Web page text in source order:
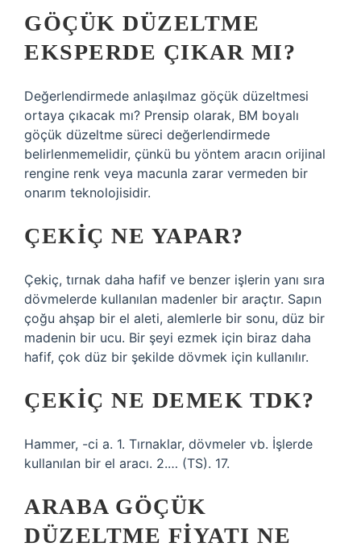
GÖÇÜK DÜZELTME
EKSPERDE ÇIKAR MI?
Değerlendirmede anlaşılmaz göçük düzeltmesi
ortaya çıkacak mı? Prensip olarak, BM boyalı
göçük düzeltme süreci değerlendirmede
belirlenmemelidir, çünkü bu yöntem aracın orijinal
rengine renk veya macunla zarar vermeden bir
onarım teknolojisidir.
ÇEKIÇ NE YAPAR?
Çekiç, tırnak daha hafif ve benzer işlerin yanı sıra
dövmelerde kullanılan madenler bir araçtır. Sapın
çoğu ahşap bir el aleti, alemlerle bir sonu, düz bir
madenin bir ucu. Bir şeyi ezmek için biraz daha
hafif, çok düz bir şekilde dövmek için kullanılır.
ÇEKIÇ NE DEMEK TDK?
Hammer, -ci a. 1. Tırnaklar, dövmeler vb. İşlerde
kullanılan bir el aracı. 2.… (TS). 17.
ARABA GÖÇÜK
DÜZELTME FIYATI NE